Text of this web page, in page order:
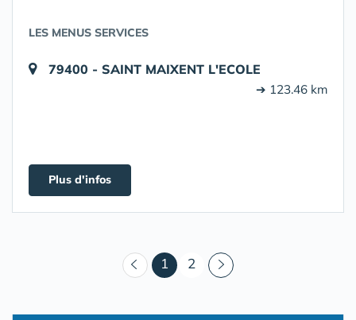
LES MENUS SERVICES
79400 - SAINT MAIXENT L'ECOLE
➔ 123.46 km
Plus d'infos
1 (courant)
2